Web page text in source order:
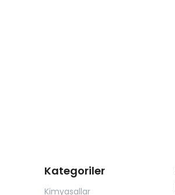
Kategoriler
Kimyasallar